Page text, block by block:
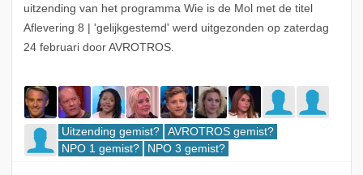
uitzending van het programma Wie is de Mol met de titel
Aflevering 8 | 'gelijkgestemd' werd uitgezonden op zaterdag
24 februari door AVROTROS.
Uitzending gemist?
AVROTROS gemist?
NPO 1 gemist?
NPO 3 gemist?